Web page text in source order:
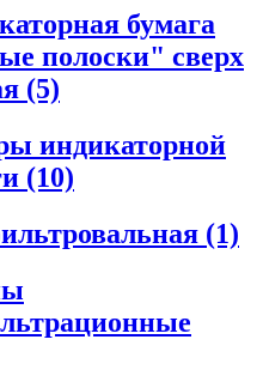
бумага
полоски" сверх
(5)
индикаторной
(10)
(1)